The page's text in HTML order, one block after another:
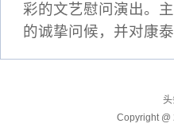
彩的文艺慰问演出。
的诚挚问候，并对康
Copyright @